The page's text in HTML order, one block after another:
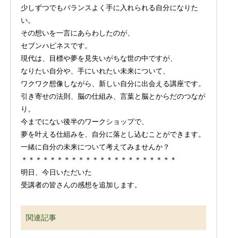
少しずつでもバランスよく手に入れられる自分になりた
い。
その想いを一言にあらわしたのが、
セブンハピネスです。
現代は、目標や夢を見失いがちな世の中ですが、
なりたい自分や、手にいれたい未来について、
ワクワク想像しながら、新しい自分に出会える講座です。
引き寄せの法則、脳の仕組み、言葉と脳とからだのつなが
り。
今までにない後半のワークショップで、
夢を叶える仕組みを、自分に落とし込むことができます。
一緒に自分の未来について考えてみませんか？
＊＊＊＊＊＊＊＊＊＊＊＊＊＊＊＊＊＊＊＊＊＊
明日、今日いただいた
受講者の皆さんの感想を追加します。
関連記事